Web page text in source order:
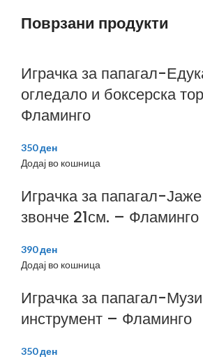
Поврзани продукти
Играчка за папагал-
огледало и боксерска
Фламинго
350ден
Додај во кошница
Играчка за папагал-
звонче 21см. – Фламинго
390ден
Додај во кошница
Играчка за папагал-
инструмент – Фламинго
350ден